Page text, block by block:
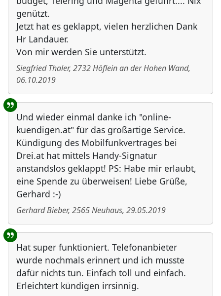
genützt.
Jetzt hat es geklappt, vielen herzlichen Dank
Hr Landauer.
Von mir werden Sie unterstützt.
Siegfried Thaler, 2732Höflein an der Hohen Wand,
06.10.2019
Und wieder einmal danke ich "online-
kuendigen.at" für das großartige Service.
Kündigung des Mobilfunkvertrages bei
Drei.at hat mittels Handy-Signatur
anstandslos geklappt! PS: Habe mir erlaubt,
eine Spende zu überweisen! Liebe Grüße,
Gerhard :-)
Gerhard Bieber, 2565Neuhaus, 29.05.2019
Hat super funktioniert. Telefonanbieter
wurde nochmals erinnert und ich musste
dafür nichts tun. Einfach toll und einfach.
Erleichtert kündigen irrsinnig.